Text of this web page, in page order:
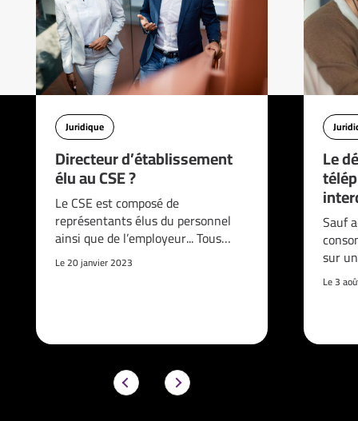
Juridique
Directeur d’établissement
élu au CSE ?
Le CSE est composé de
représentants élus du personnel
ainsi que de l’employeur... Tous…
Le 20 janvier 2023
Le
Sauf
sur
Le 3